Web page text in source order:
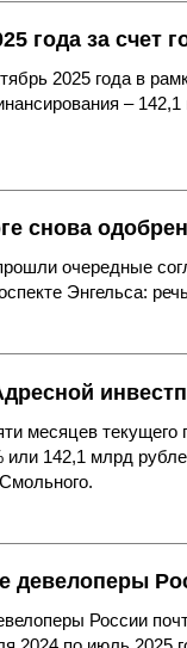
года за счет
2025 года в
–
снова
очередные
Энгельса:
месяцев
или 142,1 млрд
девелоперы
России